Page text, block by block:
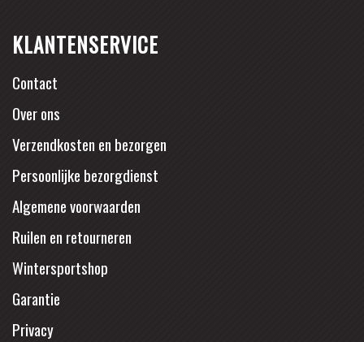
KLANTENSERVICE
Contact
Over ons
Verzendkosten en bezorgen
Persoonlijke bezorgdienst
Algemene voorwaarden
Ruilen en retourneren
Wintersportshop
Garantie
Privacy